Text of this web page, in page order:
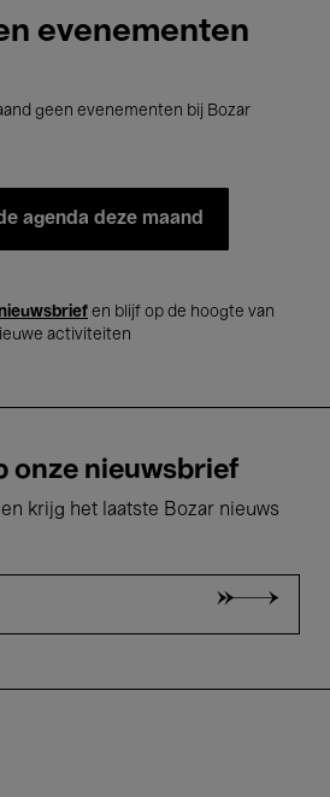
evenementen
geen evenementen bij Bozar
agenda deze maand
en blijf op de hoogte van
activiteiten
onze nieuwsbrief
krijg het laatste Bozar nieuws